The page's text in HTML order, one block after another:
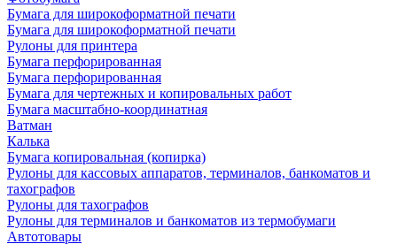
Бумага для широкоформатной печати
Бумага для широкоформатной печати
Рулоны для принтера
Бумага перфорированная
Бумага перфорированная
Бумага для чертежных и копировальных работ
Бумага масштабно-координатная
Ватман
Калька
Бумага копировальная (копирка)
Рулоны для кассовых аппаратов, терминалов, банкоматов и
тахографов
Рулоны для тахографов
Рулоны для терминалов и банкоматов из термобумаги
Автотовары